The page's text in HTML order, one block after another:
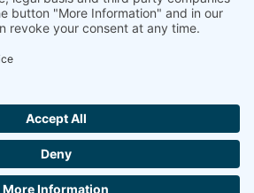
OCHRONA
DANYCH
SKONTAKTUJ
SIĘ Z NAMI
GTC
Hallo ich bin LINAI! Wie kann ich dir